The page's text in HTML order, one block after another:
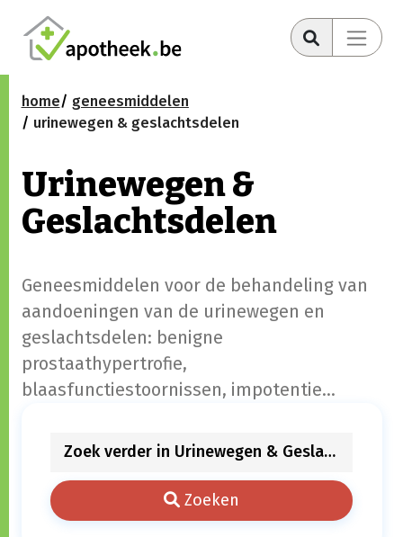
home
geneesmiddelen
urinewegen & geslachtsdelen
Urinewegen &
Geslachtsdelen
Geneesmiddelen voor de behandeling van
aandoeningen van de urinewegen en
geslachtsdelen: benigne
prostaathypertrofie,
blaasfunctiestoornissen, impotentie...
Zoeken